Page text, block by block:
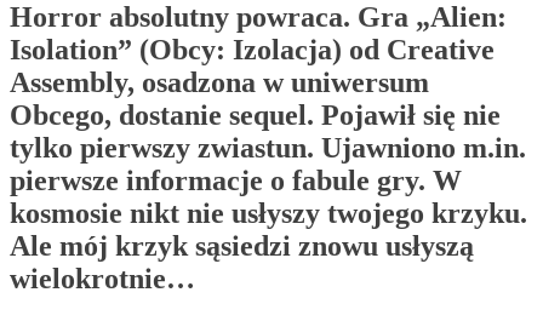
Horror absolutny powraca. Gra „Alien:
Isolation” (Obcy: Izolacja) od Creative
Assembly, osadzona w uniwersum
Obcego, dostanie sequel. Pojawił się nie
tylko pierwszy zwiastun. Ujawniono m.in.
pierwsze informacje o fabule gry. W
kosmosie nikt nie usłyszy twojego krzyku.
Ale mój krzyk sąsiedzi znowu usłyszą
wielokrotnie…